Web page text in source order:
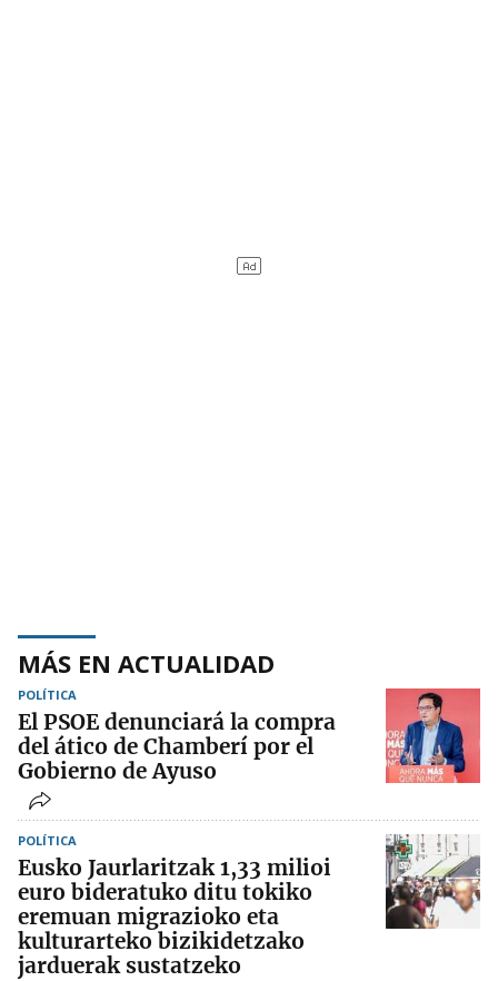
MÁS EN ACTUALIDAD
POLÍTICA
El PSOE denunciará la compra
del ático de Chamberí por el
Gobierno de Ayuso
POLÍTICA
Eusko Jaurlaritzak 1,33 milioi
euro bideratuko ditu tokiko
eremuan migrazioko eta
kulturarteko bizikidetzako
jarduerak sustatzeko